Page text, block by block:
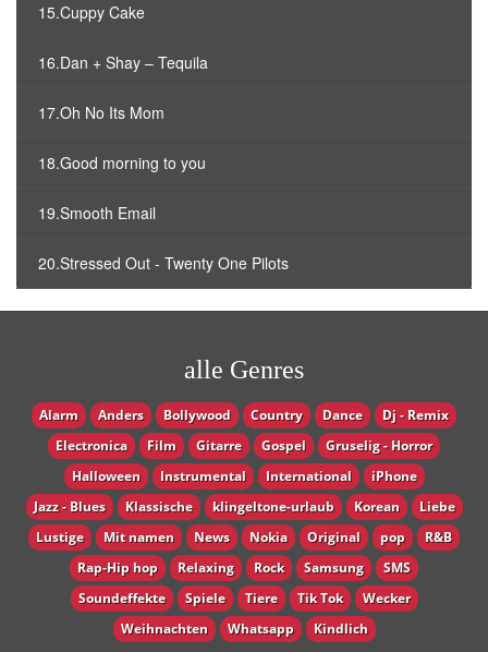
15.Cuppy Cake
16.Dan + Shay – Tequila
17.Oh No Its Mom
18.Good morning to you
19.Smooth Email
20.Stressed Out - Twenty One Pilots
alle Genres
Alarm Anders Bollywood Country Dance
Dj - Remix
Electronica
Film Gitarre Gospel
Gruselig - Horror
Halloween
Instrumental International
iPhone
Jazz - Blues
Klassische klingeltone-urlaub Korean
Liebe
Lustige
Mit namen News Nokia Original pop
R&B
Rap-Hip hop
Relaxing Rock Samsung
SMS
Soundeffekte
Spiele Tiere Tik Tok
Wecker
Weihnachten
Whatsapp Кindlich